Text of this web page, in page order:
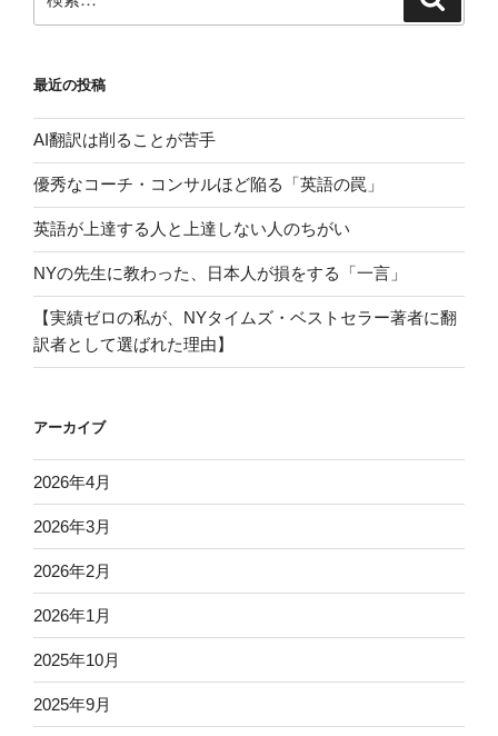
索:
最近の投稿
AI翻訳は削ることが苦手
優秀なコーチ・コンサルほど陥る「英語の罠」
英語が上達する人と上達しない人のちがい
NYの先生に教わった、日本人が損をする「一言」
【実績ゼロの私が、NYタイムズ・ベストセラー著者に翻
訳者として選ばれた理由】
アーカイブ
2026年4月
2026年3月
2026年2月
2026年1月
2025年10月
2025年9月